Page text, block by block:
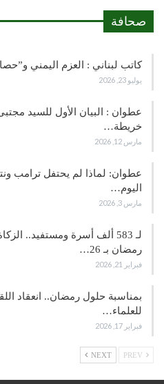
صحافة
كاتب لبناني : العزم اليمني
يوليو 23, 2026
عطوان : البيان الأول للسيد
خريطة…
مارس 12, 2026
عطوان: لماذا لم يحتفل ترامب
اليوم…
مارس 3, 2026
لـ 583 ألف أسرة ومستفيد..
رمضان بـ 26…
فبراير 21, 2026
بمناسبة حلول رمضان.. انعقاد
للعلماء…
فبراير 17, 2026
NEXT